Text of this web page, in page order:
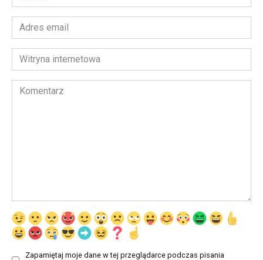
*
Adres
email
*Witryna
internetowa
Komentarz
Zapamiętaj moje dane w tej przeglądarce podczas pisania